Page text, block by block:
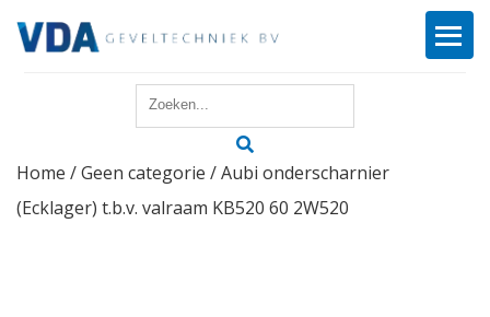
Reparatie
Home /Geen categorie / Aubi onderscharnier
(Ecklager) t.b.v. valraam KB520 60 2W520